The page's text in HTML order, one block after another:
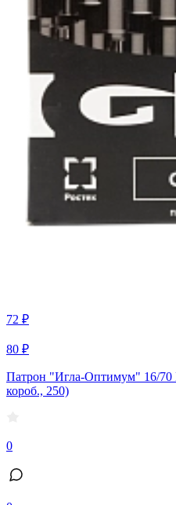
72 ₽
80 ₽
Патрон "Игла-Оптимум" 16/70
короб., 250)
0